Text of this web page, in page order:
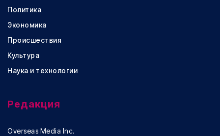
Политика
Экономика
Происшествия
Культура
Наука и технологии
Редакция
Overseas Media Inc.